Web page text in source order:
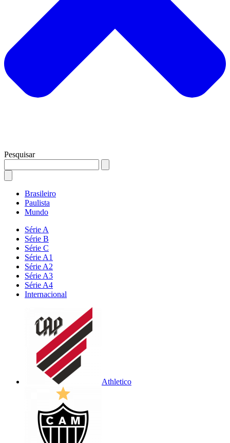
Pesquisar
Brasileiro
Paulista
Mundo
Série A
Série B
Série C
Série A1
Série A2
Série A3
Série A4
Internacional
Athletico